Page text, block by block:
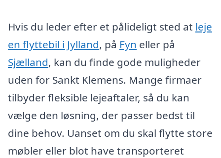
Hvis du leder efter et pålideligt sted at leje
en flyttebil i Jylland, på Fyn eller på
Sjælland, kan du finde gode muligheder
uden for Sankt Klemens. Mange firmaer
tilbyder fleksible lejeaftaler, så du kan
vælge den løsning, der passer bedst til
dine behov. Uanset om du skal flytte store
møbler eller blot have transporteret